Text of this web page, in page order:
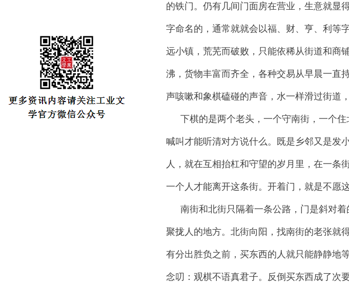
的铁门。仍有几间门面房在营业，生意就显
字命名的，通常就就会以福、财、亨、利等
远小镇，荒芜而破败，只能依稀从街道和商
沸，货物丰富而齐全，各种交易从早晨一直
声咳嗽和象棋磕碰的声音，水一样滑过街道
下棋的是两个老头，一个守南街，一个
喊叫才能听清对方说什么。既是乡邻又是发
人，就在互相抬杠和守望的岁月里，在一条
一个人才能离开这条街。开着门，就是不愿
南街和北街只隔着一条公路，门是斜对
聚拢人的地方。北街向阳，找南街的老张就
有分出胜负之前，买东西的人就只能静静地
念叨：观棋不语真君子。反倒买东西成了次